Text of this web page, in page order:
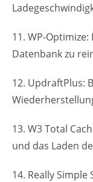
11. WP-
Datenbank zu
12. UpdraftPlus:
13. W3 Total
und das Laden
14. Really Simple